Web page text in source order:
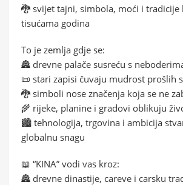
🐉 svijet tajni, simbola, moći i tradicije
tisućama godina
To je zemlja gdje se:
🏯 drevne palače susreću s
📜 stari zapisi čuvaju mudrost prošlih
🐉 simboli nose značenja koja se ne
🌾 rijeke, planine i gradovi oblikuju
🏙️ tehnologija, trgovina i ambicija
globalnu snagu
📖 “KINA” vodi vas kroz:
🏯 drevne dinastije, careve i carsku